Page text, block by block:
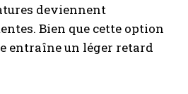
deviennent
Bien que cette option
entraîne un léger retard